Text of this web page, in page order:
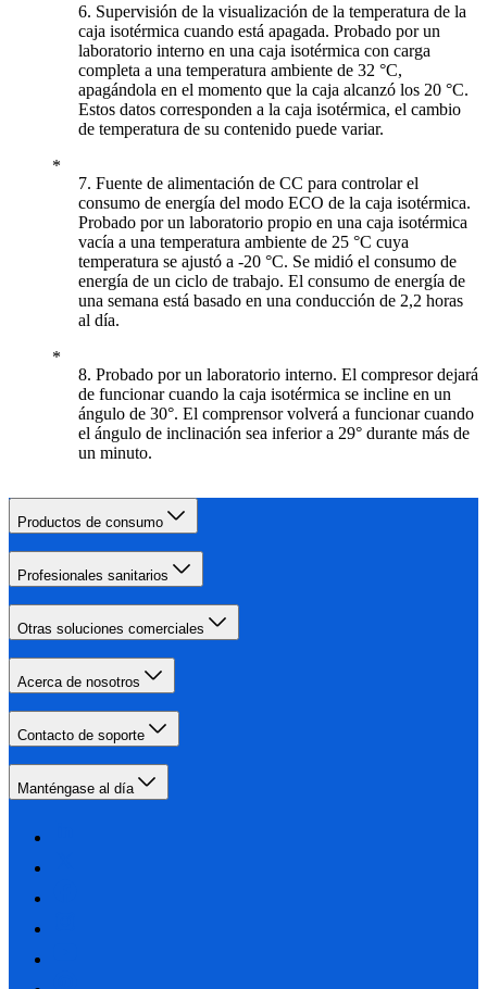
6. Supervisión de la visualización de la temperatura de la
caja isotérmica cuando está apagada. Probado por un
laboratorio interno en una caja isotérmica con carga
completa a una temperatura ambiente de 32 °C,
apagándola en el momento que la caja alcanzó los 20 °C.
Estos datos corresponden a la caja isotérmica, el cambio
de temperatura de su contenido puede variar.
7. Fuente de alimentación de CC para controlar el
consumo de energía del modo ECO de la caja isotérmica.
Probado por un laboratorio propio en una caja isotérmica
vacía a una temperatura ambiente de 25 °C cuya
temperatura se ajustó a -20 °C. Se midió el consumo de
energía de un ciclo de trabajo. El consumo de energía de
una semana está basado en una conducción de 2,2 horas
al día.
8. Probado por un laboratorio interno. El compresor dejará
de funcionar cuando la caja isotérmica se incline en un
ángulo de 30°. El comprensor volverá a funcionar cuando
el ángulo de inclinación sea inferior a 29° durante más de
un minuto.
Productos de consumo
Profesionales sanitarios
Otras soluciones comerciales
Acerca de nosotros
Contacto de soporte
Manténgase al día